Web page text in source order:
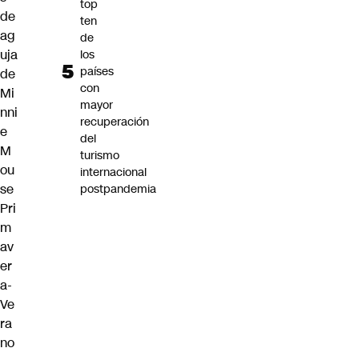
de
ag
uja
de
Mi
nni
e
M
ou
se
Pri
m
av
er
a-
Ve
ra
no
top
ten
de
los
países
con
mayor
recuperación
del
turismo
internacional
postpandemia